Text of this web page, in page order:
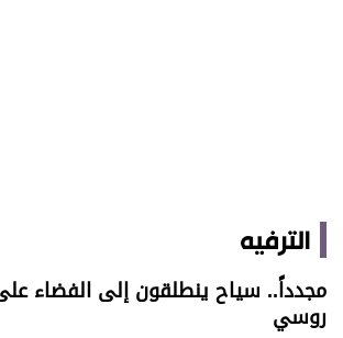
الترفيه
مجدداً.. سياح ينطلقون إلى الفضاء
روسي